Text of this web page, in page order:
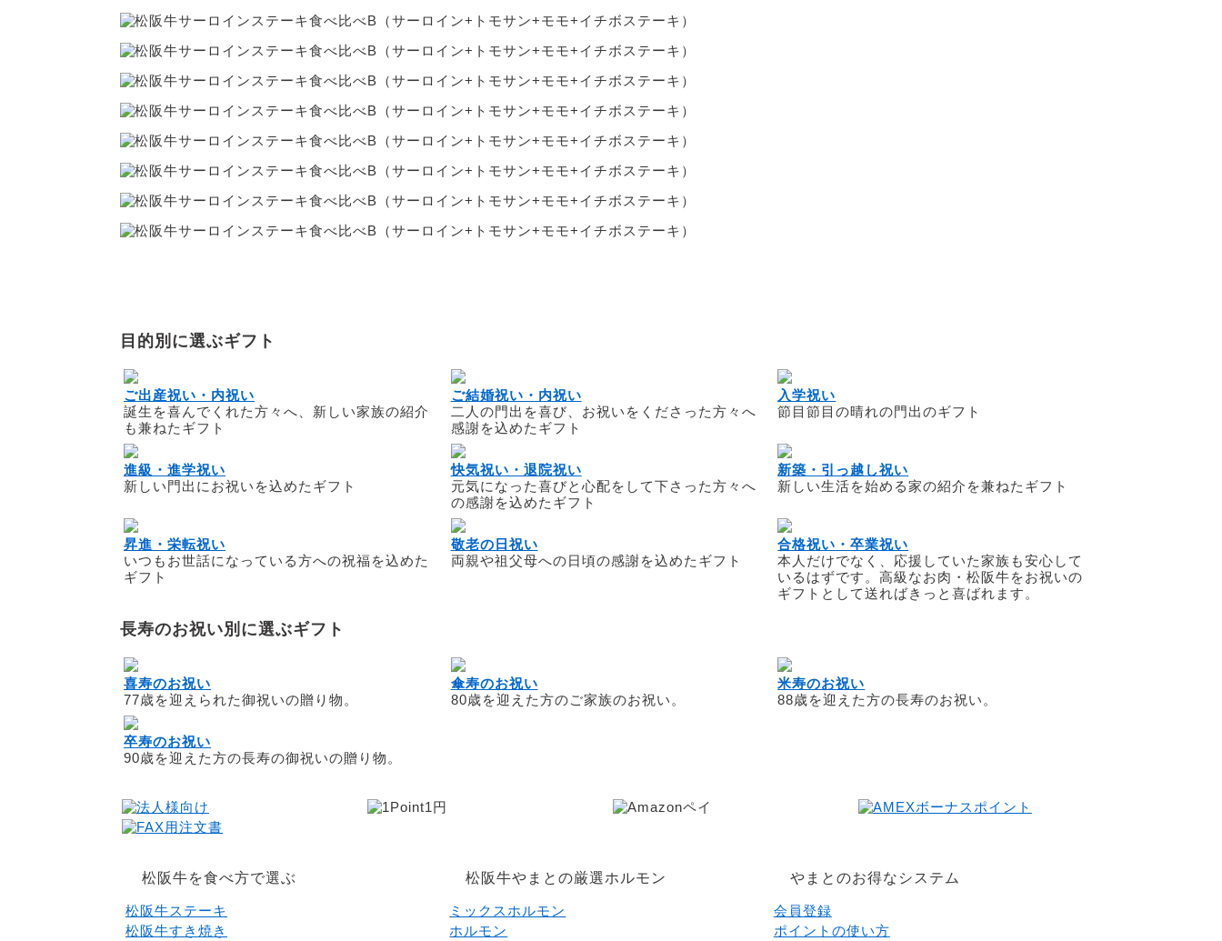
目的別に選ぶギフト
ご出産祝い・内祝い
誕生を喜んでくれた方々へ、新しい家族の紹介
も兼ねたギフト
ご結婚祝い・内祝い
二人の門出を喜び、お祝いをくださった方々へ
感謝を込めたギフト
入学祝い
節目節目の晴れの門出のギフト
進級・進学祝い
新しい門出にお祝いを込めたギフト
快気祝い・退院祝い
元気になった喜びと心配をして下さった方々へ
の感謝を込めたギフト
新築・引っ越し祝い
新しい生活を始める家の紹介を兼ねたギフト
昇進・栄転祝い
いつもお世話になっている方への祝福を込めた
ギフト
敬老の日祝い
両親や祖父母への日頃の感謝を込めたギフト
合格祝い・卒業祝い
本人だけでなく、応援していた家族も安心して
いるはずです。高級なお肉・松阪牛をお祝いの
ギフトとして送ればきっと喜ばれます。
長寿のお祝い別に選ぶギフト
喜寿のお祝い
77歳を迎えられた御祝いの贈り物。
傘寿のお祝い
80歳を迎えた方のご家族のお祝い。
米寿のお祝い
88歳を迎えた方の長寿のお祝い。
卒寿のお祝い
90歳を迎えた方の長寿の御祝いの贈り物。
松阪牛を食べ方で選ぶ
松阪牛ステーキ
松阪牛すき焼き
松阪牛やまとの厳選ホルモン
ミックスホルモン
ホルモン
やまとのお得なシステム
会員登録
ポイントの使い方